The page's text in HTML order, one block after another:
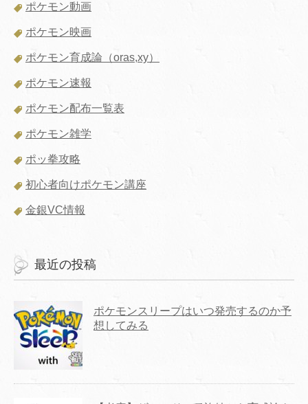
ポケモン動画
ポケモン映画
ポケモン育成論（oras,xy）
ポケモン速報
ポケモン配布一覧表
ポケモン雑学
ポッ拳攻略
初心者向けポケモン講座
金銀VC情報
最近の投稿
ポケモンスリープはいつ発売するのか予
想してみる